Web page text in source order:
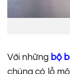
Với những bộ
chúng có lỗ